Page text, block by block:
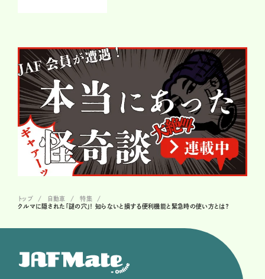
トップ 自動車
特集
クルマに隠された「謎の穴」！ 知らないと損する便利機能と緊急時の使い方とは？